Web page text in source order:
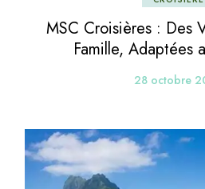
MSC Croisières : Des
Famille, Adaptées
28 octobre